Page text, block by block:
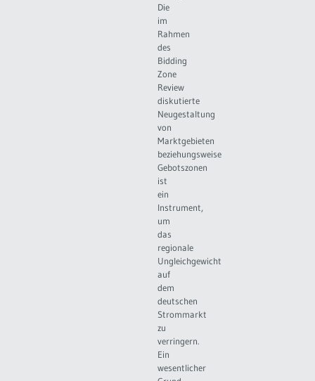
Die
im
Rahmen
des
Bidding
Zone
Review
diskutierte
Neugestaltung
von
Marktgebieten
beziehungsweise
Gebotszonen
ist
ein
Instrument,
um
das
regionale
Ungleichgewicht
auf
dem
deutschen
Strommarkt
zu
verringern.
Ein
wesentlicher